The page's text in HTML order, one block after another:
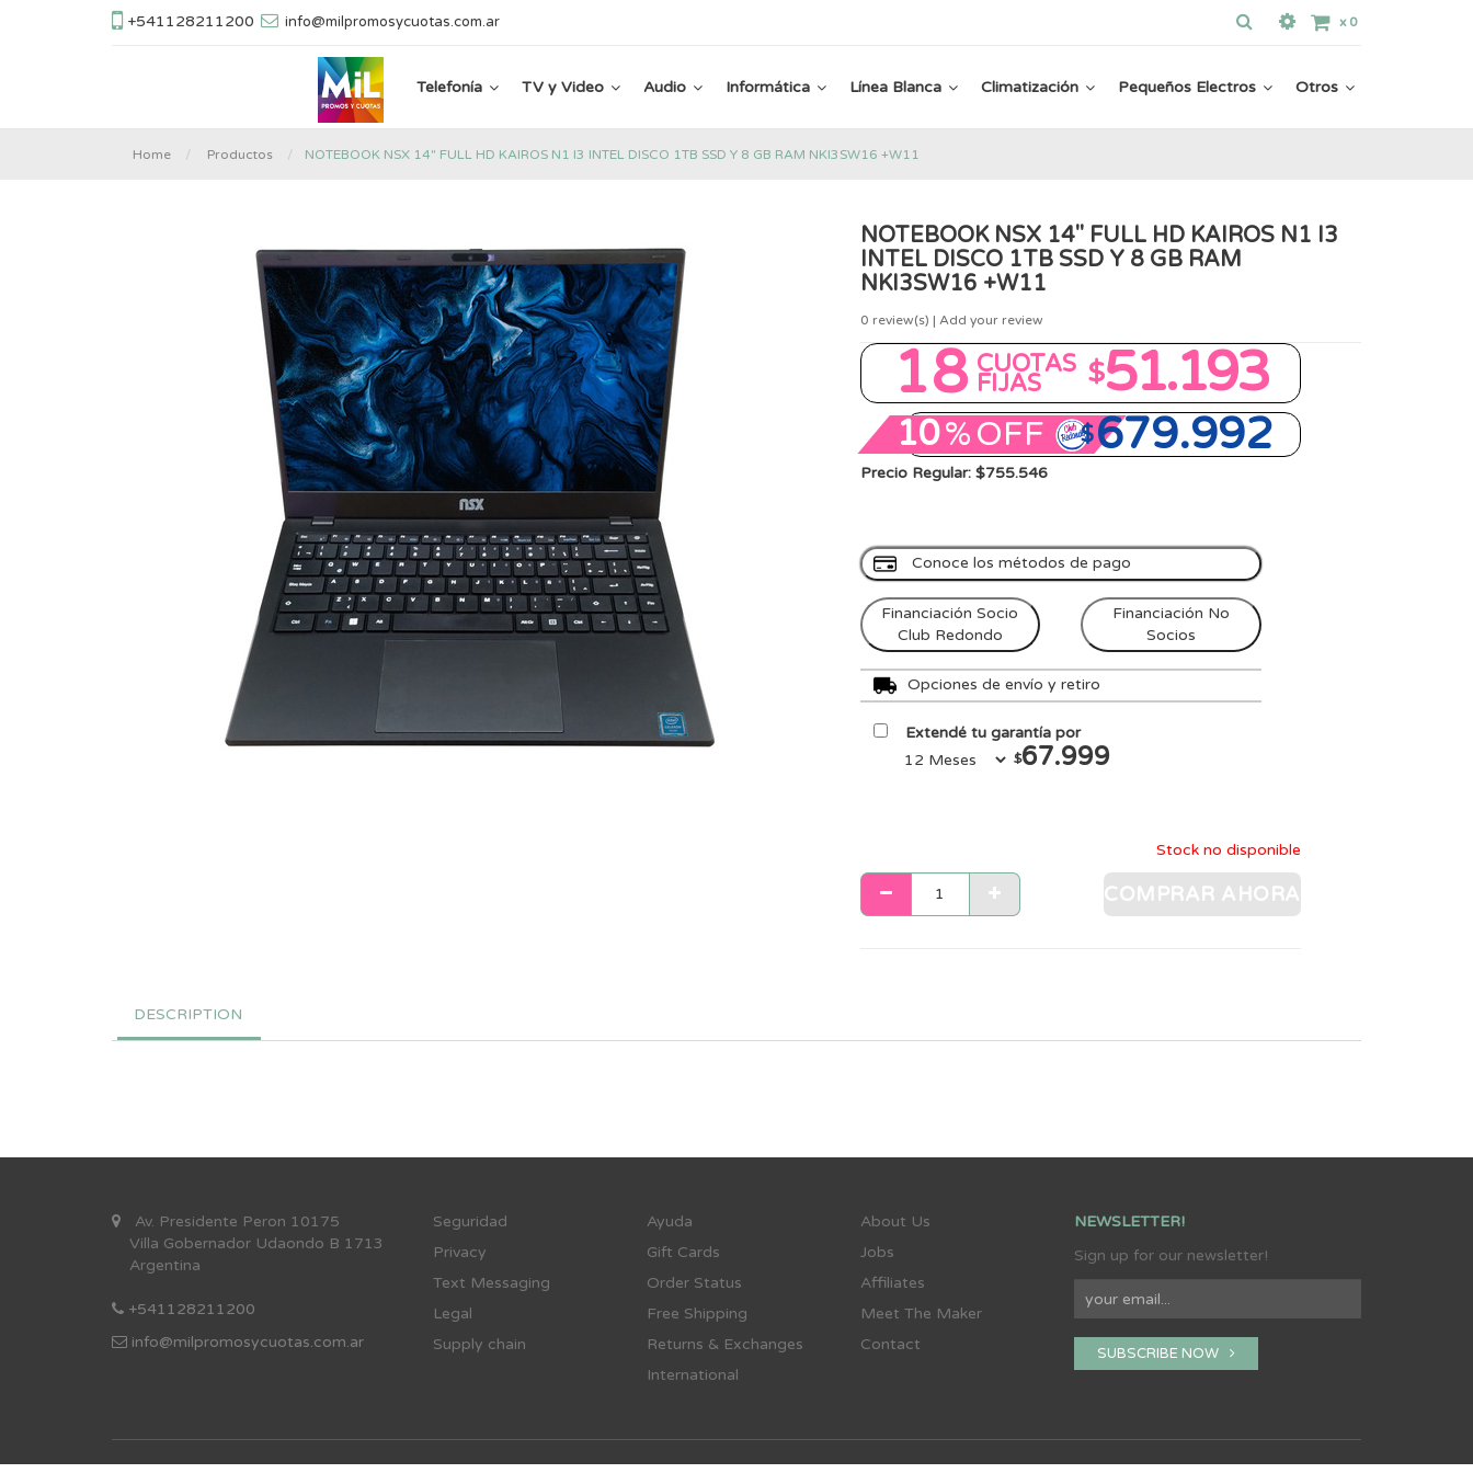
+541128211200 info@milpromosycuotas.com.ar x 0
Telefonía TV y Video Audio Informática Línea Blanca Climatización Pequeños Electros Otros
Home Productos NOTEBOOK NSX 14" FULL HD KAIROS N1 I3 INTEL DISCO 1TB SSD Y 8 GB RAM NKI3SW16 +W11
NOTEBOOK NSX 14" FULL HD KAIROS N1 I3
INTEL DISCO 1TB SSD Y 8 GB RAM
NKI3SW16 +W11
0 review(s) | Add your review
18 CUOTAS
FIJAS $51.193
10%OFF $679.992
Precio Regular: $755.546
Conoce los métodos de pago
Financiación Socio
Club Redondo
Financiación No
Socios
Opciones de envío y retiro
Extendé tu garantía por
$67.999
Stock no disponible
COMPRAR AHORA
DESCRIPTION
Av. Presidente Peron 10175
Villa Gobernador Udaondo B 1713
Argentina
+541128211200
info@milpromosycuotas.com.ar
Seguridad
Privacy
Text Messaging
Legal
Supply chain
Ayuda
Gift Cards
Order Status
Free Shipping
Returns & Exchanges
International
About Us
Jobs
Affiliates
Meet The Maker
Contact
NEWSLETTER!
Sign up for our newsletter!
SUBSCRIBE NOW